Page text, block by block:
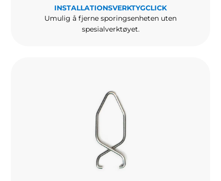
INSTALLATIONSVERKTYGCLICK
Umulig å fjerne sporingsenheten uten
spesialverktøyet.